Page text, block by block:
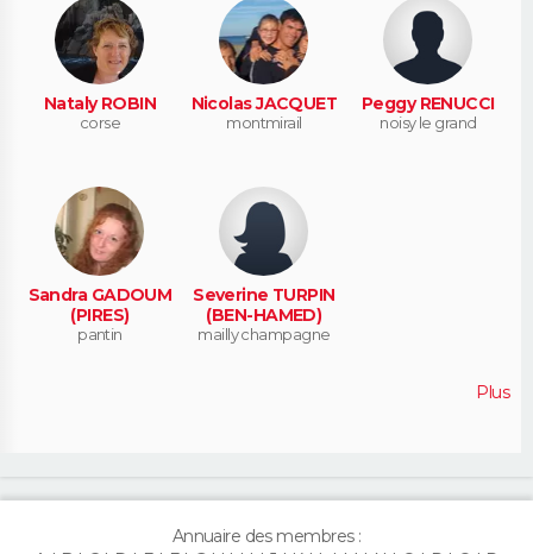
Nataly ROBIN
corse
Nicolas JACQUET
montmirail
Peggy RENUCCI
noisy le grand
Sandra GADOUM
(PIRES)
pantin
Severine TURPIN
(BEN-HAMED)
mailly champagne
Plus
Annuaire des membres :